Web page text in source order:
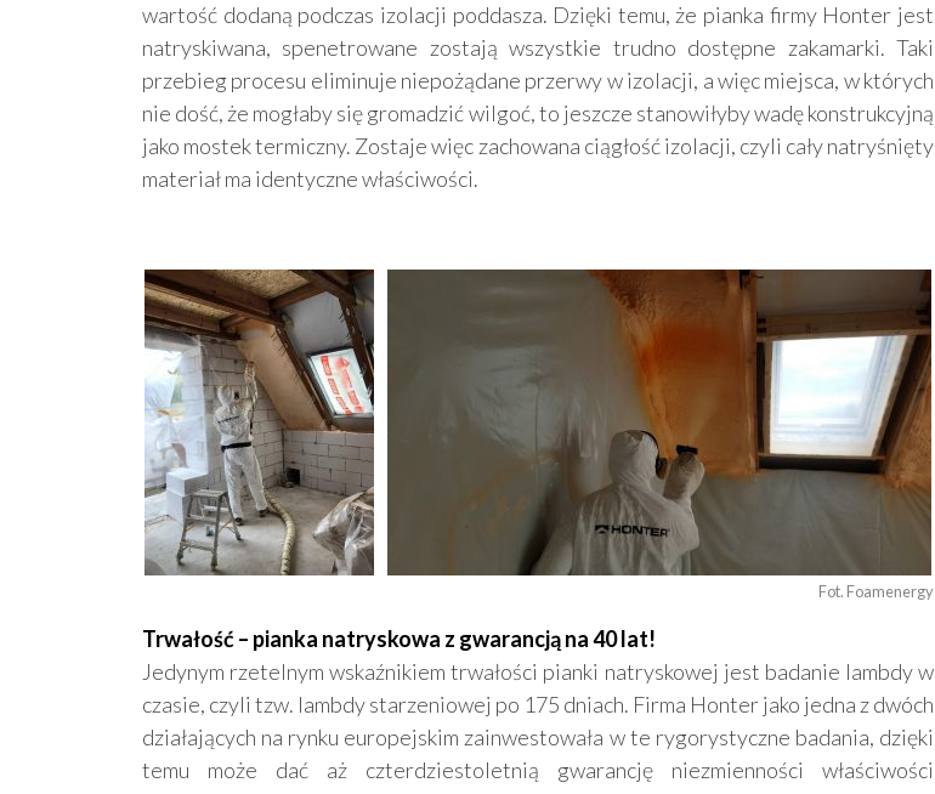
wartość dodaną podczas izolacji poddasza. Dzięki temu, że pianka firmy Honter jest
natryskiwana, spenetrowane zostają wszystkie trudno dostępne zakamarki. Taki
przebieg procesu eliminuje niepożądane przerwy w izolacji, a więc miejsca, w których
nie dość, że mogłaby się gromadzić wilgoć, to jeszcze stanowiłyby wadę konstrukcyjną
jako mostek termiczny. Zostaje więc zachowana ciągłość izolacji, czyli cały natryśnięty
materiał ma identyczne właściwości.
Fot. Foamenergy
Trwałość – pianka natryskowa z gwarancją na 40 lat!
Jedynym rzetelnym wskaźnikiem trwałości pianki natryskowej jest badanie lambdy w
czasie, czyli tzw. lambdy starzeniowej po 175 dniach. Firma Honter jako jedna z dwóch
działających na rynku europejskim zainwestowała w te rygorystyczne badania, dzięki
temu może dać aż czterdziestoletnią gwarancję niezmienności właściwości